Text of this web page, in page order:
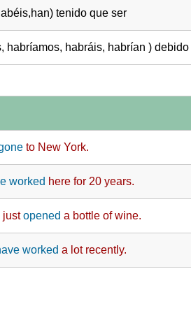
tenido que ser
habríamos, habráis, habrían )
to New York.
worked here for 20 years.
justopened a bottle of wine.
worked a lot recently.